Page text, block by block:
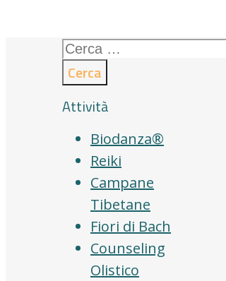
Ricerca
per:
Attività
Biodanza®
Reiki
Campane
Tibetane
Fiori di Bach
Counseling
Olistico